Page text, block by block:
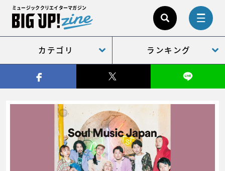
ミュージッククリエイターマガジン
カテゴリ ランキング